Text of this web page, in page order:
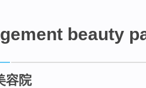
beauty
容院